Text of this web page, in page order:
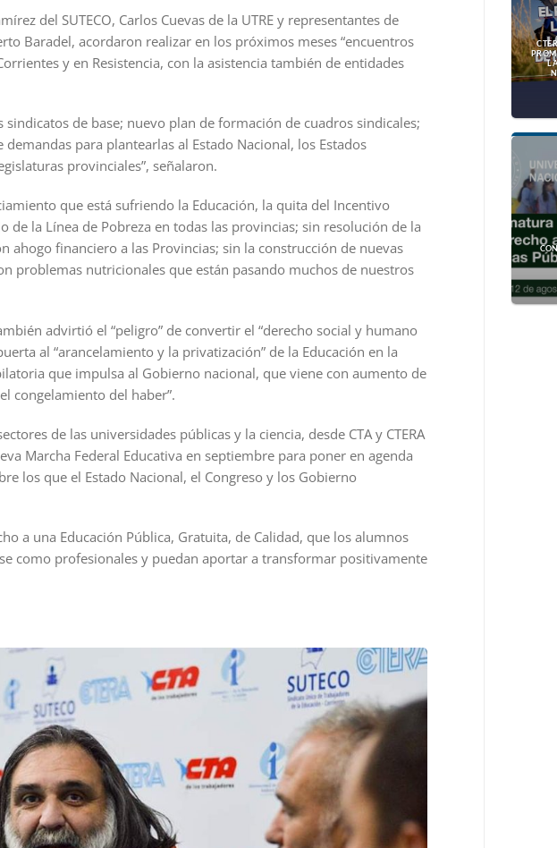
del SUTECO, Carlos Cuevas de la UTRE y representantes de
Baradel, acordaron realizar en los próximos meses “encuentros
y en Resistencia, con la asistencia también de entidades
sindicatos de base; nuevo plan de formación de cuadros sindicales;
para plantearlas al Estado Nacional, los Estados
provinciales”, señalaron.
que está sufriendo la Educación, la quita del Incentivo
de la Línea de Pobreza en todas las provincias; sin resolución de la
ahogo financiero a las Provincias; sin la construcción de nuevas
problemas nutricionales que están pasando muchos de nuestros
advirtió el “peligro” de convertir el “derecho social y humano
al “arancelamiento y la privatización” de la Educación en la
que impulsa al Gobierno nacional, que viene con aumento de
congelamiento del haber”.
de las universidades públicas y la ciencia, desde CTA y CTERA
Marcha Federal Educativa en septiembre para poner en agenda
los que el Estado Nacional, el Congreso y los Gobierno
a una Educación Pública, Gratuita, de Calidad, que los alumnos
como profesionales y puedan aportar a transformar positivamente